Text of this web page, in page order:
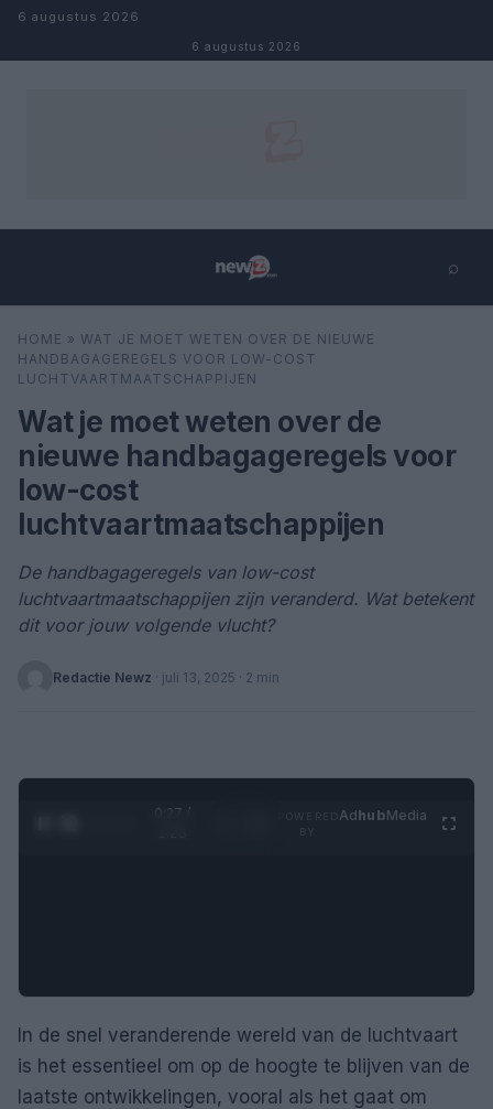
Naar inhoud
6 augustus 2026
6 augustus 2026
⌕
Zoeken
HOME » WAT JE MOET WETEN OVER DE NIEUWE
HANDBAGAGEREGELS VOOR LOW-COST
LUCHTVAARTMAATSCHAPPIJEN
Wat je moet weten over de
nieuwe handbagageregels voor
low-cost
luchtvaartmaatschappijen
De handbagageregels van low-cost
luchtvaartmaatschappijen zijn veranderd. Wat betekent
dit voor jouw volgende vlucht?
Redactie Newz · juli 13, 2025 · 2 min
0:28 /
AdhubMedia
In de snel veranderende wereld van de luchtvaart
is het essentieel om op de hoogte te blijven van de
laatste ontwikkelingen, vooral als het gaat om